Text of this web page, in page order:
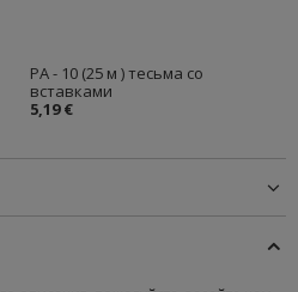
PA - 10 (25 м ) тесьма со
вставками
5,19 €